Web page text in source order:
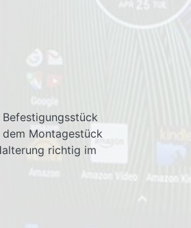
Montagestück
richtig im